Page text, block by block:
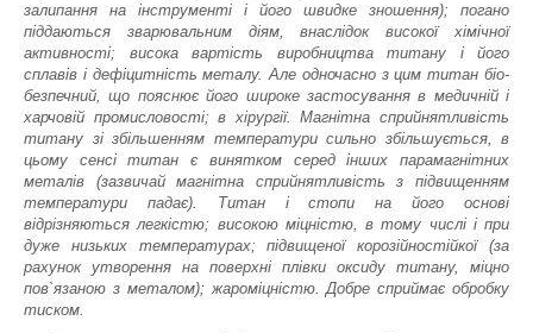
залипання на інструменті і його швидке зношення); погано
піддаються зварювальним діям, внаслідок високої хімічної
активності; висока вартість виробництва титану і його
сплавів і дефіцитність металу. Але одночасно з цим титан біо-
безпечний, що пояснює його широке застосування в медичній і
харчовій промисловості; в хірургії. Магнітна сприйнятливість
титану зі збільшенням температури сильно збільшується, в
цьому сенсі титан є винятком серед інших парамагнітних
металів (зазвичай магнітна сприйнятливість з підвищенням
температури падає). Титан і стопи на його основі
відрізняються легкістю; високою міцністю, в тому числі і при
дуже низьких температурах; підвищеної корозійностійкої (за
рахунок утворення на поверхні плівки оксиду титану, міцно
пов`язаною з металом); жароміцністю. Добре сприймає обробку
тиском.